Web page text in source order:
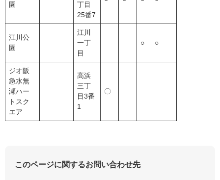
園
丁目
25番7
江川公
園
江川
一丁
目
○ ○
ジオ阪
急水無
瀬ハー
トスク
エア
高浜
三丁
目3番
1
〇
このページに関するお問い合わせ先